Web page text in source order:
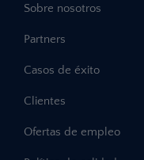
Sobre nosotros
Partners
Casos de éxito
Clientes
Ofertas de empleo